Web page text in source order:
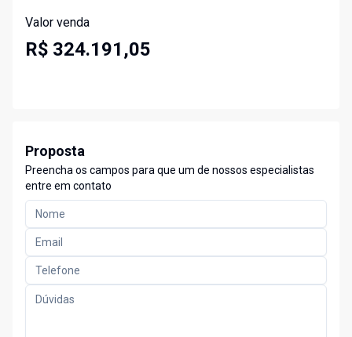
Valor venda
R$ 324.191,05
Proposta
Preencha os campos para que um de nossos especialistas
entre em contato